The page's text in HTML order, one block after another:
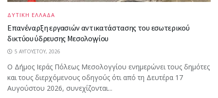
ΔΥΤΙΚΗ ΕΛΛΑΔΑ
Επανέναρξη εργασιών αντικατάστασης του εσωτερικού
δικτύου ύδρευσης Μεσολογγίου
5 ΑΥΓΟΎΣΤΟΥ, 2026
Ο Δήμος Ιεράς Πόλεως Μεσολογγίου ενημερώνει τους δημότες
και τους διερχόμενους οδηγούς ότι από τη Δευτέρα 17
Αυγούστου 2026, συνεχίζονται...